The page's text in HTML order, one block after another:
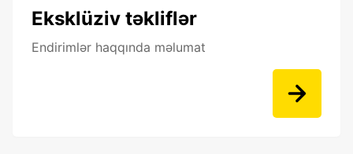
Eksklüziv təkliflər
Endirimlər haqqında məlumat